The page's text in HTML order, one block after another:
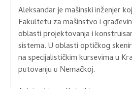
Aleksandar je mašinski inženjer
Fakultetu za mašinstvo i
oblasti projektovanja i
sistema. U oblasti optičkog
na specijalističkim kursevima u
putovanju u Nemačkoj.